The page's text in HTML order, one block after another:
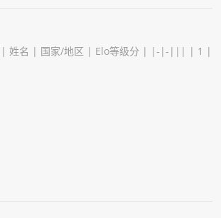
名 | 姓名 | 国家/地区 | Elo等级分 | |-|-||| | 1 |